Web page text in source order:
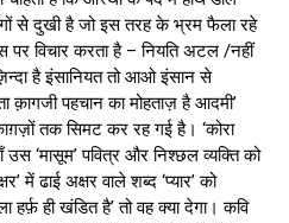
से दुखी है जो इस तरह के भ्रम फैला रहे
विचार करता है – नियति अटल /नहीं
है इंसानियत तो आओ इंसान से
क़ागजी पहचान का मोहताज़ है आदमी’
तक सिमट कर रह गई है। ‘कोरा
‘मासूम’ पवित्र और निश्छल व्यक्ति को
में ढाई अक्षर वाले शब्द ‘प्यार’ को
हर्फ़ ही खंडित है’ तो वह क्या देगा। कवि